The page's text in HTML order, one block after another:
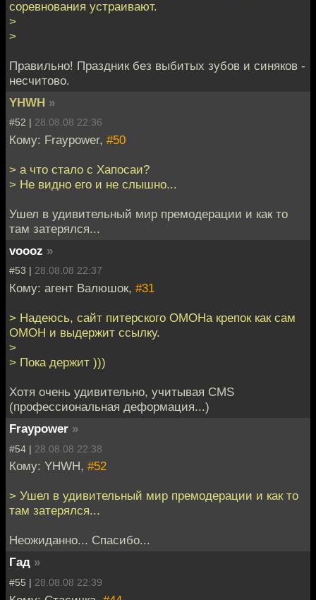
соревнования устраивают.
>
>
Правильно! Праздник без выбитых зубов и синяков -
несчитово.
YHWH »
#52 | 28.08.08 22:36
Кому: Fraypower, #50
> а что стало с Хапосаи?
> Не видно его и не слышно...
Ушел в удивительный мир премодерации и как то
там затерялся...
voooz »
#53 | 28.08.08 22:37
Кому: агент Валюшок, #31
> Надеюсь, сайт питерского ОМОНа крепок как сам
ОМОН и выдержит ссылку.
>
> Пока держит )))
Хотя очень удивительно, учитывая CMS
(профеcсиональная деформация...)
Fraypower »
#54 | 28.08.08 22:38
Кому: YHWH, #52
> Ушел в удивительный мир премодерации и как то
там затерялся...
Неожиданно... Спасибо...
Гад »
#55 | 28.08.08 22:39